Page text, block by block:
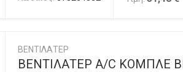
ΒΕΝΤΙΛΑΤΕΡ
ΒΕΝΤΙΛΑΤΕΡ A/C ΚΟΜΠΛΕ